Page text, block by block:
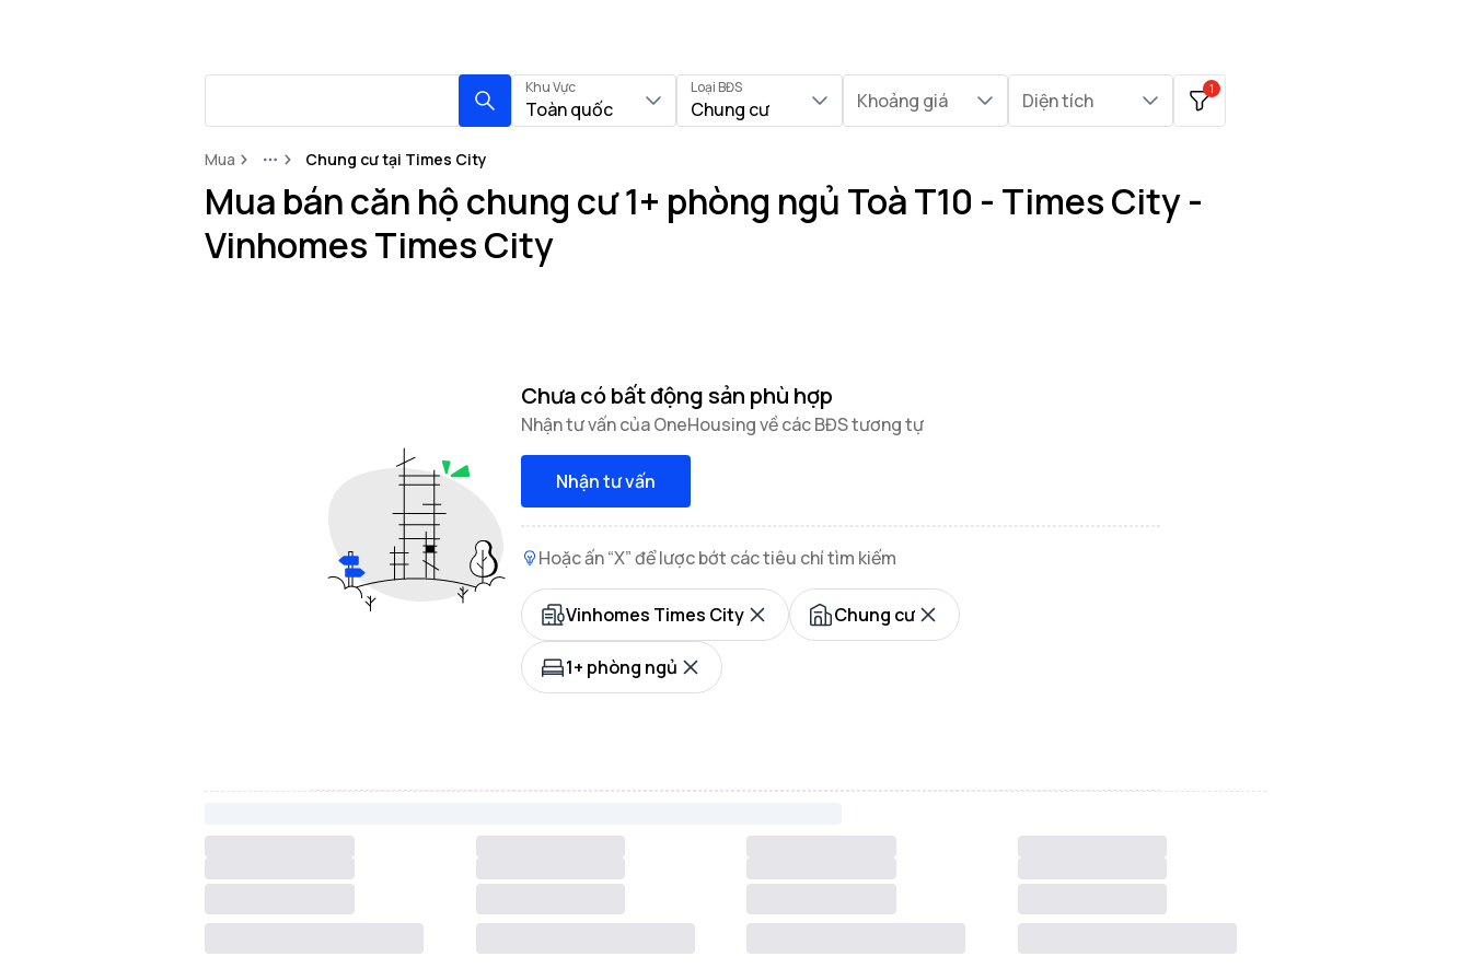
Khu Vực
Toàn quốc
Loại BĐS
Chung cư Khoảng giá Diện tích
1
Mua MoreChung cư tại Times City
Mua bán căn hộ chung cư 1+ phòng ngủ Toà T10 - Times City -
Vinhomes Times City
Chưa có bất động sản phù hợp
Nhận tư vấn của OneHousing về các BĐS tương tự
Nhận tư vấn
Hoặc ấn “X” để lược bớt các tiêu chí tìm kiếm
Vinhomes Times City Chung cư
1+ phòng ngủ